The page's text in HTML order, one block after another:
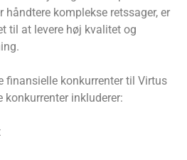
håndtere komplekse retssager, er
til at levere høj kvalitet og
finansielle konkurrenter til Virtus
konkurrenter inkluderer: